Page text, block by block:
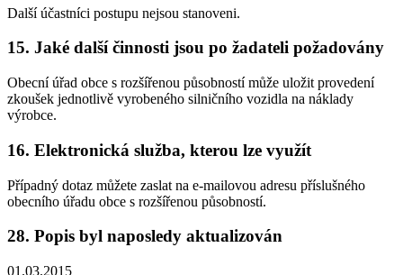
Další účastníci postupu nejsou stanoveni.
15. Jaké další činnosti jsou po žadateli požadovány
Obecní úřad obce s rozšířenou působností může uložit provedení
zkoušek jednotlivě vyrobeného silničního vozidla na náklady
výrobce.
16. Elektronická služba, kterou lze využít
Případný dotaz můžete zaslat na e-mailovou adresu příslušného
obecního úřadu obce s rozšířenou působností.
28. Popis byl naposledy aktualizován
01.03.2015